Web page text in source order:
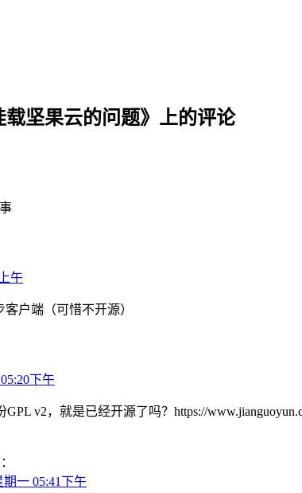
载坚果云的问题》上的评论
午
户端（可惜不开源）
下午
v2，就是已经开源了吗？https://
期一 05:41下午